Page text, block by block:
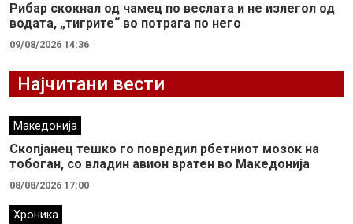
Рибар скокнал од чамец по веслата и не излегол од
водата, „тигрите“ во потрага по него
09/08/2026 14:36
Најчитани вести
Македонија
Скопјанец тешко го повредил рбетниот мозок на
тобоган, со владин авион вратен во Македонија
08/08/2026 17:00
Хроника